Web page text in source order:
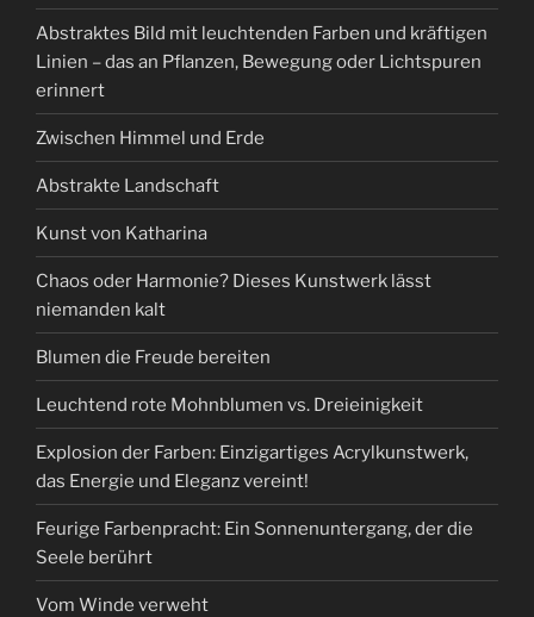
Abstraktes Bild mit leuchtenden Farben und kräftigen
Linien – das an Pflanzen, Bewegung oder Lichtspuren
erinnert
Zwischen Himmel und Erde
Abstrakte Landschaft
Kunst von Katharina
Chaos oder Harmonie? Dieses Kunstwerk lässt
niemanden kalt
Blumen die Freude bereiten
Leuchtend rote Mohnblumen vs. Dreieinigkeit
Explosion der Farben: Einzigartiges Acrylkunstwerk,
das Energie und Eleganz vereint!
Feurige Farbenpracht: Ein Sonnenuntergang, der die
Seele berührt
Vom Winde verweht